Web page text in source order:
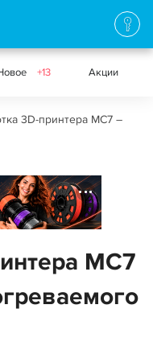
+13 Акции
3D-принтера MC7 –
MC7